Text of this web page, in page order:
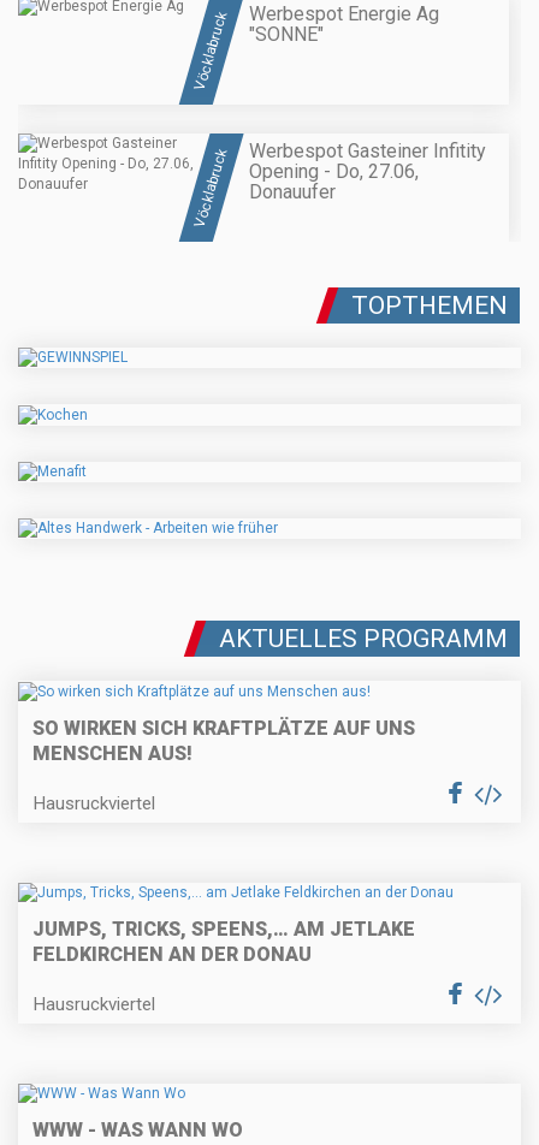
Vöcklabruck
Werbespot Energie Ag
"SONNE"
Vöcklabruck
Werbespot Gasteiner Infitity
Opening - Do, 27.06,
Donauufer
TOPTHEMEN
AKTUELLES PROGRAMM
SO WIRKEN SICH KRAFTPLÄTZE AUF UNS
MENSCHEN AUS!
Hausruckviertel
JUMPS, TRICKS, SPEENS,… AM JETLAKE
FELDKIRCHEN AN DER DONAU
Hausruckviertel
WWW - WAS WANN WO